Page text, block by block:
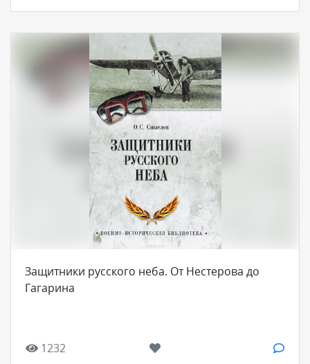
Защитники русского неба. От Нестерова до
Гагарина
1232